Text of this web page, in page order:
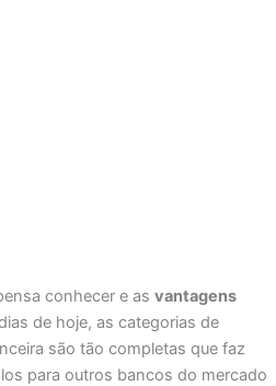
conhecer e as vantagens
de hoje, as categorias de
são tão completas que faz
para outros bancos do mercado